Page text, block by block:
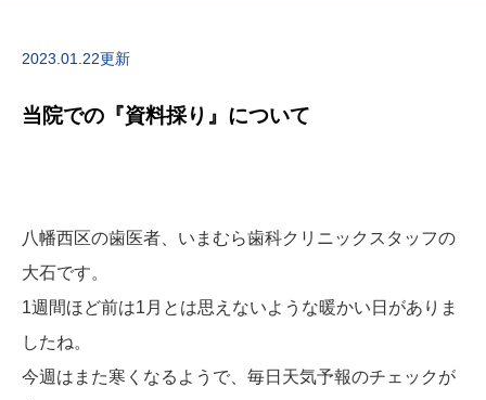
2023.01.22更新
当院での『資料採り』について
八幡西区の歯医者、いまむら歯科クリニックスタッフの
大石です。
1週間ほど前は1月とは思えないような暖かい日がありま
したね。
今週はまた寒くなるようで、毎日天気予報のチェックが